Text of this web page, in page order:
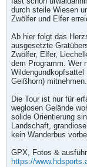
durch steile Wiesen
Zwölfer und Elfer
Ab hier folgt das
ausgesetzte
Zwölfer, Elfer,
dem Programm. Wer
Wildengundkopfsattel
Geißhorn) mitnehmen.
Die Tour ist nur für
weglosen Gelände
solide Orientierung
Landschaft,
kein Wanderbus
GPX, Fotos &
https://